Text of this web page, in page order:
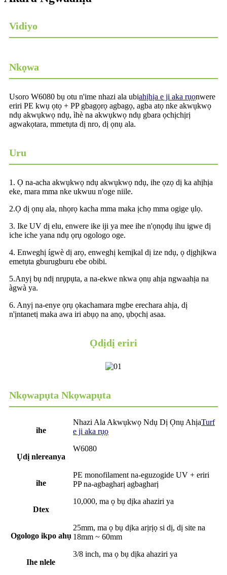
Vidiyo
Nkọwa
Usoro W6080 bụ otu n'ime nhazi ala ubiahịhịa e ji aka rụọnwere
eriri PE kwụ ọtọ + PP gbagọrọ agbagọ, agba atọ nke akwụkwọ
ndụ akwụkwọ ndụ, ìhè na akwụkwọ ndụ gbara ọchịchịrị
agwakọtara, mmetụta dị nro, dị ọnụ ala.
Uru
1. Ọ na-acha akwụkwọ ndụ akwụkwọ ndụ, ihe ọzọ dị ka ahịhịa
eke, mara mma nke ukwuu n'oge niile.
2.Ọ dị ọnụ ala, nhọrọ kacha mma maka ịchọ mma ogige ụlọ.
3. Ike UV dị elu, enwere ike iji ya mee ihe n'ọnọdụ ihu igwe dị
iche iche yana ndụ ọrụ ogologo oge.
4. Enweghị ígwè dị arọ, enweghị kemịkal dị ize ndụ, ọ dịghịkwa
emetụta gburugburu ebe obibi.
5.Anyị bụ ndị nrụpụta, a na-ekwe nkwa ọnụ ahịa ngwaahịa na
àgwà ya.
6. Anyị na-enye ọrụ ọkachamara mgbe erechara ahịa, dị
n'ịntanetị maka awa iri abụọ na anọ, ụbọchị asaa.
Ọdịdị eriri
Nkọwapụta Nkọwapụta
ihe
Nhazi Ala Akwụkwọ Ndụ Dị Ọnụ AhịaTurf
e ji aka rụọ
Ụdị nlereanya
W6080
ihe
PE monofilament na-eguzogide UV + eriri
PP na-agbagharị agbagharị
Dtex
10,000, ma ọ bụ dịka ahaziri ya
Ogologo ikpo ahụ
25mm, ma ọ bụ dịka arịrịọ si dị, dị site na
18mm ~ 60mm
Ihe nlele
3/8 inch, ma ọ bụ dịka ahaziri ya